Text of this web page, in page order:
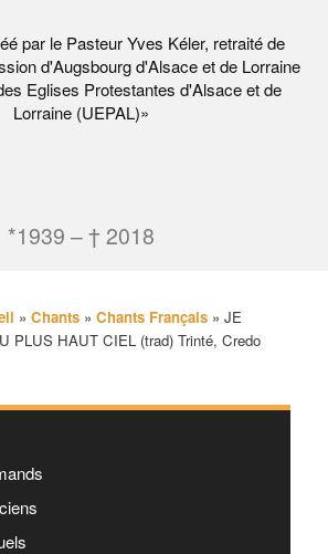
par le Pasteur Yves Kéler, retraité de
d'Augsbourg d'Alsace et de Lorraine
Eglises Protestantes d'Alsace et de
Lorraine (UEPAL)»
*1939 – † 2018
»Chants »Chants Français »JE
PLUS HAUT CIEL (trad) Trinté, Credo